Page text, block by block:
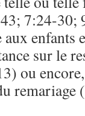
7:24-30;
aux
sur le
ou
remariage